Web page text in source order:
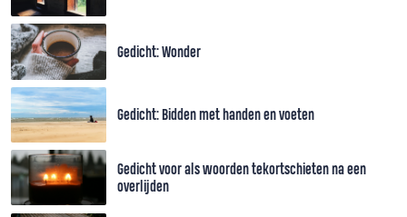
Gedicht: Wonder
Gedicht: Bidden met handen en voeten
Gedicht voor als woorden tekortschieten na een
overlijden